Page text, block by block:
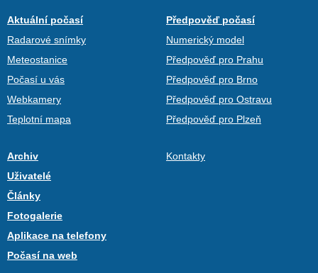
Aktuální počasí
Radarové snímky
Meteostanice
Počasí u vás
Webkamery
Teplotní mapa
Předpověď počasí
Numerický model
Předpověď pro Prahu
Předpověď pro Brno
Předpověď pro Ostravu
Předpověď pro Plzeň
Archiv
Uživatelé
Články
Fotogalerie
Aplikace na telefony
Počasí na web
Kontakty